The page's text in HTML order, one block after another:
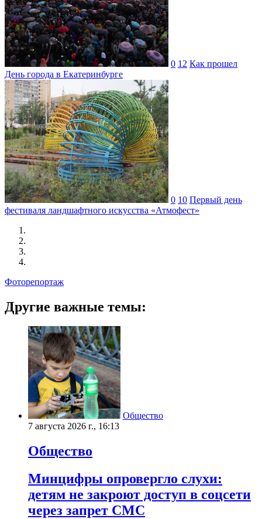
0 12 Как прошел
День города в Екатеринбурге
0 10 Первый день
фестиваля ландшафтного искусства «Атмофест»
Фоторепортаж
Другие важные темы:
Общество
7 августа 2026 г., 16:13
Общество
Минцифры опровергло слухи:
детям не закроют доступ в соцсети
через запрет СМС